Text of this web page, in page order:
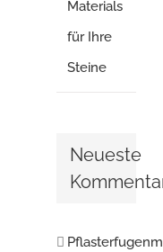
Materials
für Ihre
Steine
Neueste